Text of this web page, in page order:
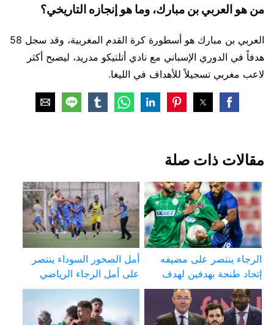
من هو العربي بن مبارك، وما هو إنجازه التاريخي؟
العربي بن مبارك هو أسطورة كرة القدم المغربية، وقد سجل 58
هدفاً في الدوري الإسباني مع نادي أتلتيكو مدريد، ليصبح أكثر
لاعب مغربي تسجيلاً للأهداف في الليغا.
مقالات ذات صلة
الرجاء ينتصر على مضيفه
إتحاد طنجة بهدفين لهدف
أمل الصخور السوداء ينتصر
على أمل الرجاء الرياضي